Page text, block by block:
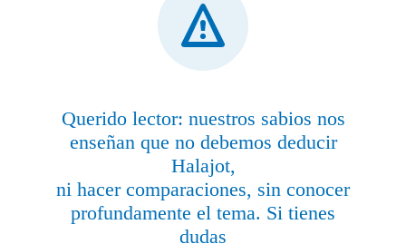
Querido lector: nuestros sabios nos
enseñan que no debemos deducir
Halajot,
ni hacer comparaciones, sin conocer
profundamente el tema. Si tienes
dudas